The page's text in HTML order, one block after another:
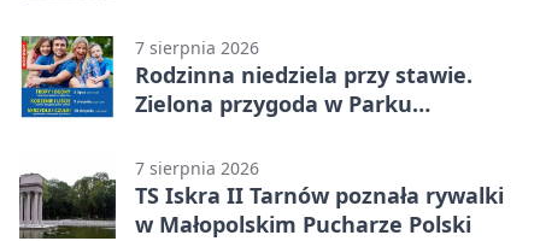
7 sierpnia 2026
Rodzinna niedziela przy stawie.
Zielona przygoda w Parku
7 sierpnia 2026
TS Iskra II Tarnów poznała rywalki
w Małopolskim Pucharze Polski